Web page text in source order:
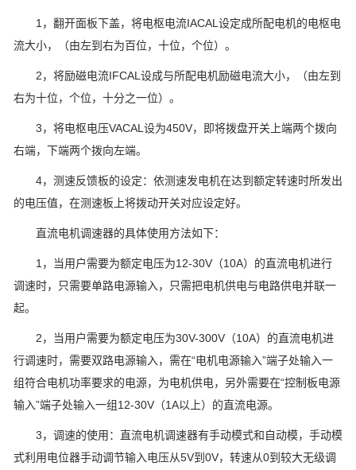
1，翻开面板下盖，将电枢电流IACAL设定成所配电机的电枢电
流大小，（由左到右为百位，十位，个位）。
2，将励磁电流IFCAL设成与所配电机励磁电流大小，（由左到
右为十位，个位，十分之一位）。
3，将电枢电压VACAL设为450V，即将拨盘开关上端两个拨向
右端，下端两个拨向左端。
4，测速反馈板的设定：依测速发电机在达到额定转速时所发出
的电压值，在测速板上将拨动开关对应设定好。
直流电机调速器的具体使用方法如下：
1，当用户需要为额定电压为12-30V（10A）的直流电机进行
调速时，只需要单路电源输入，只需把电机供电与电路供电并联一
起。
2，当用户需要为额定电压为30V-300V（10A）的直流电机进
行调速时，需要双路电源输入，需在“电机电源输入”端子处输入一
组符合电机功率要求的电源，为电机供电，另外需要在“控制板电源
输入”端子处输入一组12-30V（1A以上）的直流电源。
3，调速的使用：直流电机调速器有手动模式和自动模，手动模
式利用电位器手动调节输入电压从5V到0V，转速从0到较大无级调